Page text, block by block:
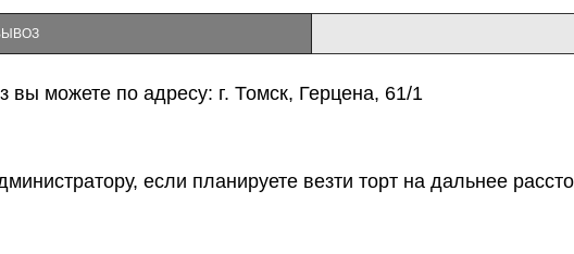
вы можете по адресу: г. Томск, Герцена, 61/1
если планируете везти торт на дальнее